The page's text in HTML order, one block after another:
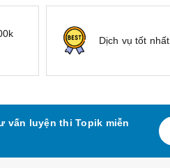
Dịch vụ tốt nhất
vấn luyện thi Topik miễn